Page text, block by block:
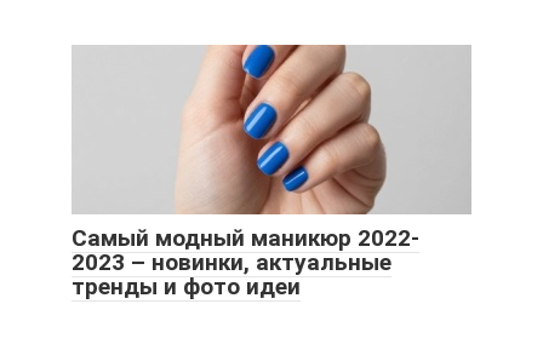
Самый модный маникюр 2022-
2023 – новинки, актуальные
тренды и фото идеи